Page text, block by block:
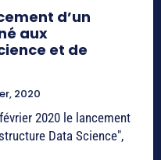
d’un
aux
et de
2020
2020 le lancement
Data Science",